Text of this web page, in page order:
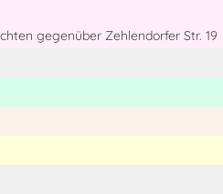
gegenüber Zehlendorfer Str. 19